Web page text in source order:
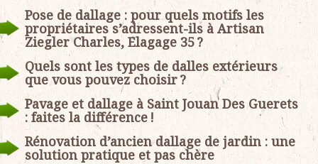
Pose de dallage : pour quels motifs les
propriétaires s’adressent-ils à Artisan
Ziegler Charles, Elagage 35 ?
Quels sont les types de dalles extérieurs
que vous pouvez choisir ?
Pavage et dallage à Saint Jouan Des Guerets
: faites la différence !
Rénovation d’ancien dallage de jardin : une
solution pratique et pas chère